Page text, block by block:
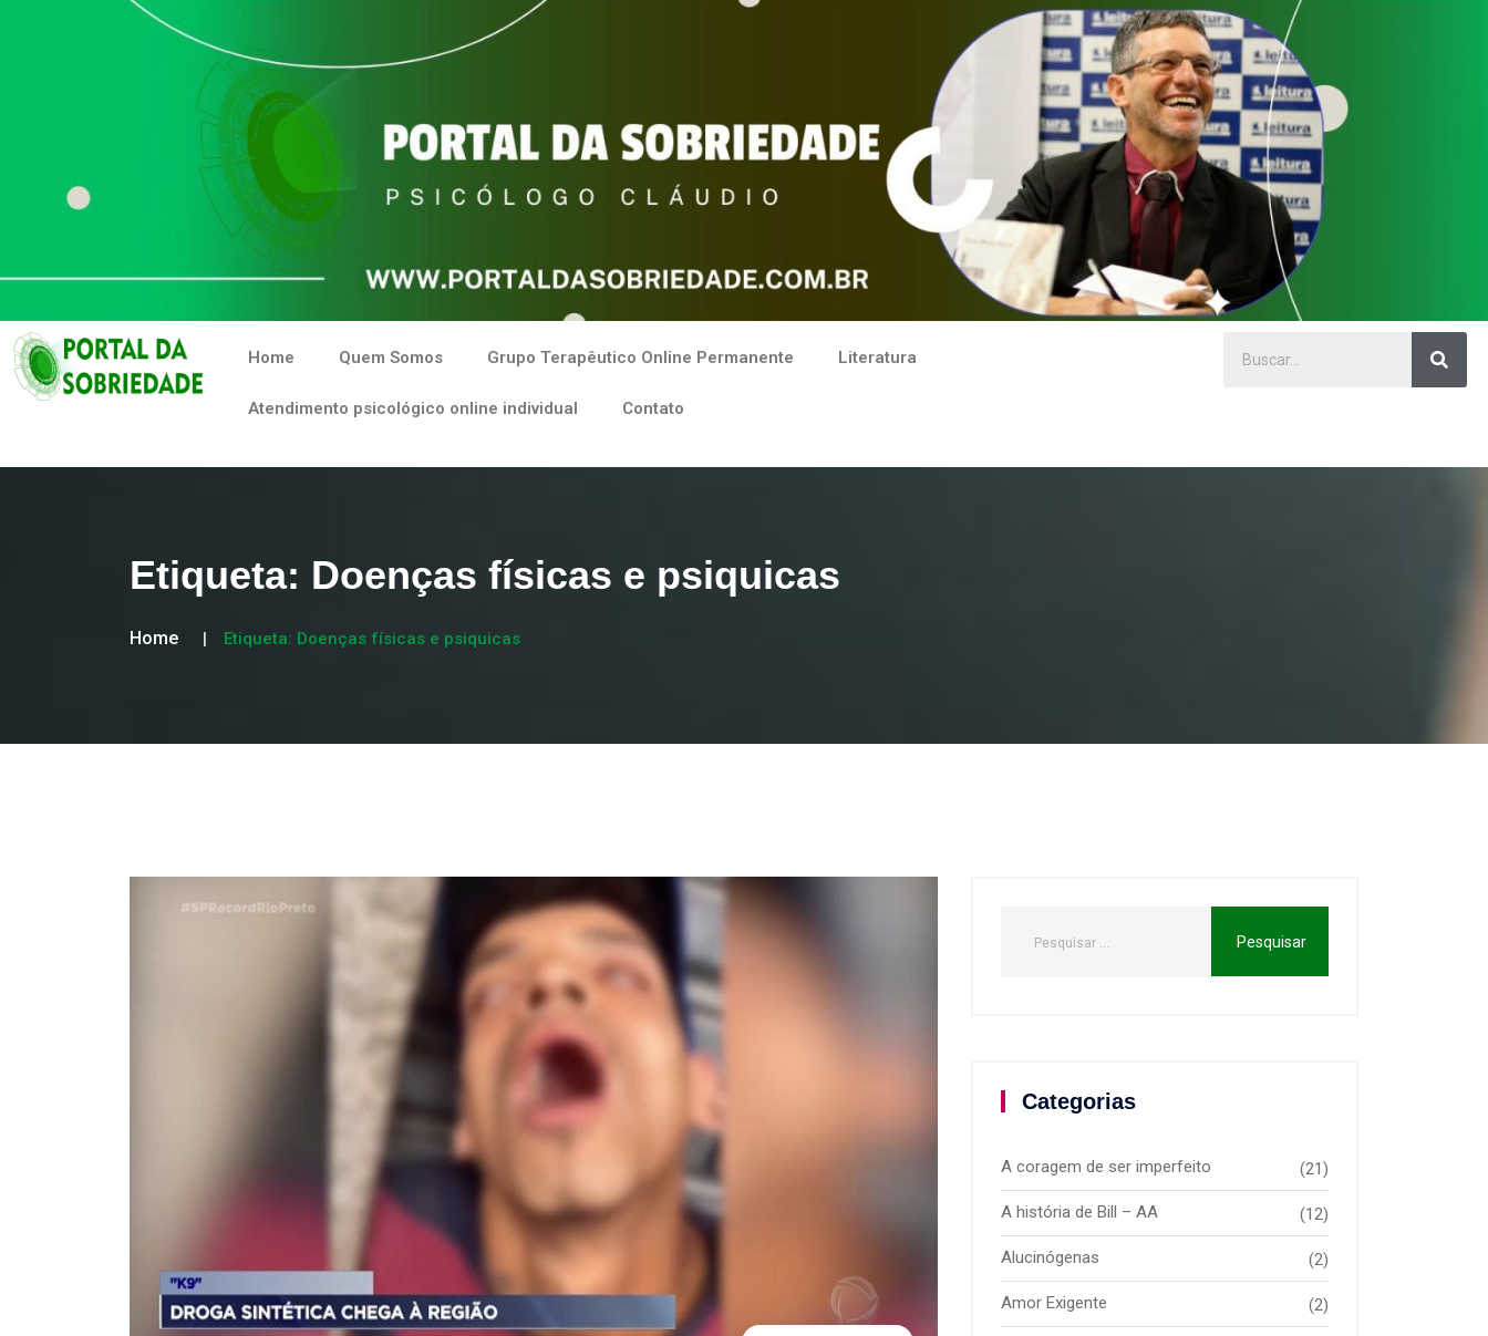
Home Quem Somos Grupo Terapêutico Online Permanente Literatura
Atendimento psicológico online individual Contato
Etiqueta: Doenças físicas e psiquicas
Home Etiqueta: Doenças físicas e psiquicas
Categorias
A coragem de ser imperfeito (21)
A história de Bill – AA (12)
Alucinógenas (2)
Amor Exigente (2)